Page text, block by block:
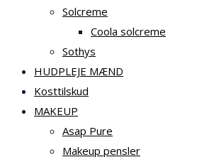
Solcreme
Coola solcreme
Sothys
HUDPLEJE MÆND
Kosttilskud
MAKEUP
Asap Pure
Makeup pensler